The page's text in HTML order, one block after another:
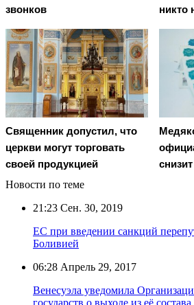
звонков
никто
Священник допустил, что
церкви могут торговать
своей продукцией
Новости по теме
21:23 Сен. 30, 2019
ЕС при введении санкций
Боливией
06:28 Апрель 29, 2017
Венесуэла уведомила
государств о выходе из её состава